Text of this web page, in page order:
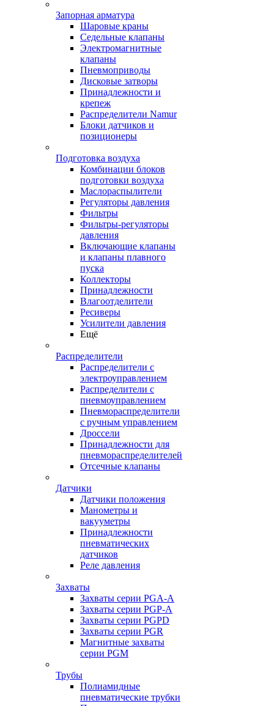
Запорная арматура
Шаровые краны
Седельные клапаны
Электромагнитные
клапаны
Пневмоприводы
Дисковые затворы
Принадлежности и
крепеж
Распределители Namur
Блоки датчиков и
позиционеры
Подготовка воздуха
Комбинации блоков
подготовки воздуха
Маслораспылители
Регуляторы давления
Фильтры
Фильтры-регуляторы
давления
Включающие клапаны
и клапаны плавного
пуска
Коллекторы
Принадлежности
Влагоотделители
Ресиверы
Усилители давления
Ещё
Распределители
Распределители с
электроуправлением
Распределители с
пневмоуправлением
Пневмораспределители
с ручным управлением
Дроссели
Принадлежности для
пневмораспределителей
Отсечные клапаны
Датчики
Датчики положения
Манометры и
вакууметры
Принадлежности
пневматических
датчиков
Реле давления
Захваты
Захваты серии PGA-A
Захваты серии PGP-A
Захваты серии PGPD
Захваты серии PGR
Магнитные захваты
серии PGM
Трубы
Полиамидные
пневматические трубки